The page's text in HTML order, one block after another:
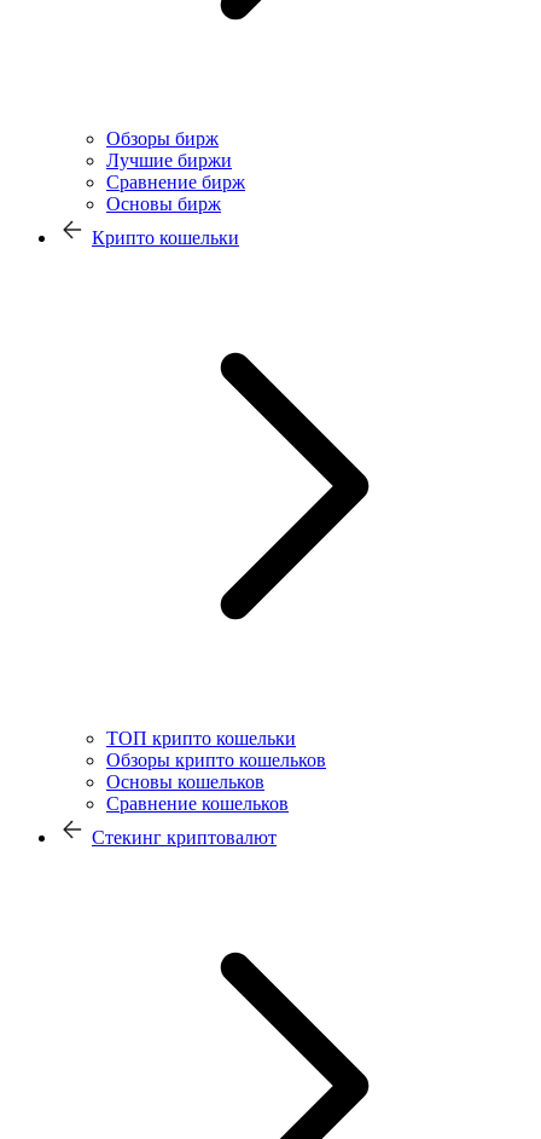
Обзоры бирж
Лучшие биржи
Сравнение бирж
Основы бирж
Крипто кошельки
ТОП крипто кошельки
Обзоры крипто кошельков
Основы кошельков
Сравнение кошельков
Стекинг криптовалют